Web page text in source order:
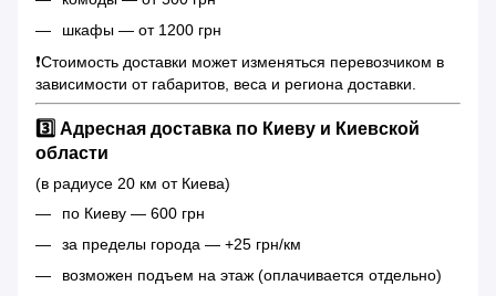
шкафы — от 1200 грн
❗️Стоимость доставки может изменяться перевозчиком в
зависимости от габаритов, веса и региона доставки.
3️⃣ Адресная доставка по Киеву и Киевской
области
(в радиусе 20 км от Киева)
по Киеву — 600 грн
за пределы города — +25 грн/км
возможен подъем на этаж (оплачивается отдельно)